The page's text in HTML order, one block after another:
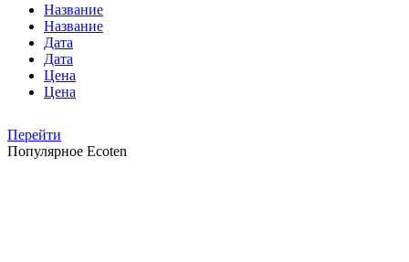
Название
Название
Дата
Дата
Цена
Цена
Перейти
Популярное Ecoten